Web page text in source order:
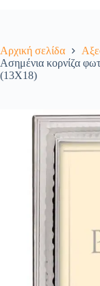
Αρχική σελίδα
Ασημένια κορνίζα
(13X18)